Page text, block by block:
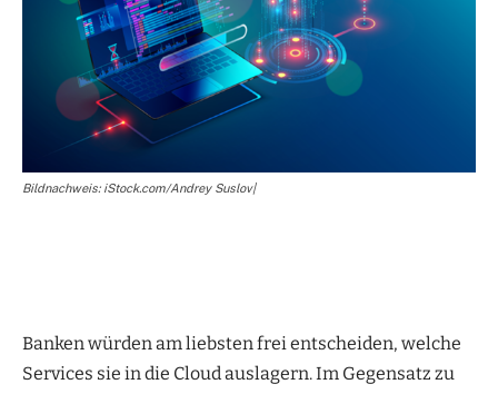
Bildnachweis: iStock.com/Andrey Suslov|
Banken würden am liebsten frei entscheiden, welche
Services sie in die Cloud auslagern. Im Gegensatz zu